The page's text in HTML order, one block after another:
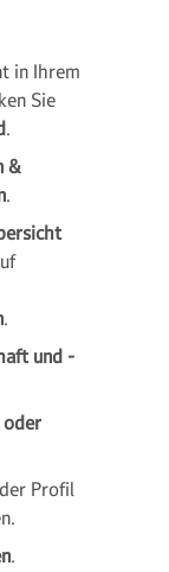
in Ihrem
Sie
.
&
.
.
und -
oder
Profil
.